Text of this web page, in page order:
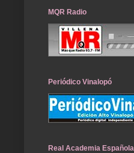
MQR Radio
Periódico Vinalopó
Real Academia Española